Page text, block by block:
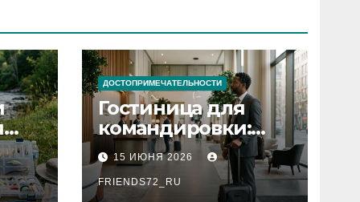
ДОСТОПРИМЕЧАТЕЛЬНОСТИ
Гостиница для
командировки:
основные
критерии выбора
15 ИЮНЯ 2026
FRIENDS72_RU